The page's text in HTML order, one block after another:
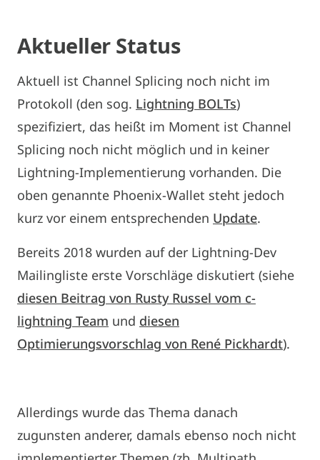
Aktueller Status
Aktuell ist Channel Splicing noch nicht im
Protokoll (den sog. Lightning BOLTs)
spezifiziert, das heißt im Moment ist Channel
Splicing noch nicht möglich und in keiner
Lightning-Implementierung vorhanden. Die
oben genannte Phoenix-Wallet steht jedoch
kurz vor einem entsprechenden Update.
Bereits 2018 wurden auf der Lightning-Dev
Mailingliste erste Vorschläge diskutiert (siehe
diesen Beitrag von Rusty Russel vom c-
lightning Team und diesen
Optimierungsvorschlag von René Pickhardt).
Allerdings wurde das Thema danach
zugunsten anderer, damals ebenso noch nicht